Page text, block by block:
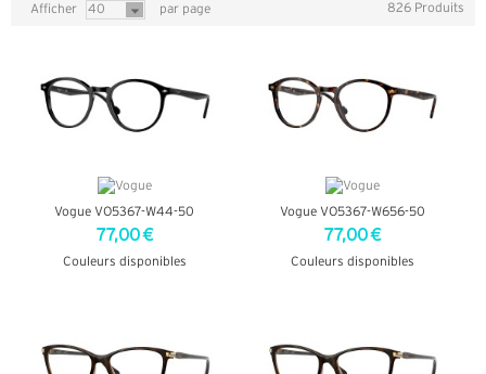
Afficher 40 par page 826 Produits
Vogue VO5367-W44-50
77,00 €
Couleurs disponibles
Vogue VO5367-W656-50
77,00 €
Couleurs disponibles